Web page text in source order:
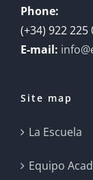
Phone:
(+34) 922 225
E-mail:
Site map
La Escuela
Equipo